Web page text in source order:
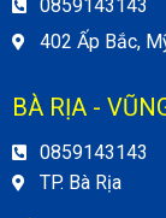
0859143143
402 Ấp Bắc,
BÀ RỊA -
0859143143
TP. Bà Rịa